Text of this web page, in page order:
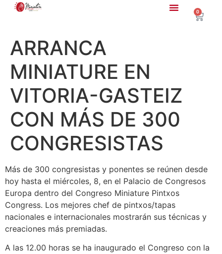
0
ARRANCA
MINIATURE EN
VITORIA-GASTEIZ
CON MÁS DE 300
CONGRESISTAS
Más de 300 congresistas y ponentes se reúnen desde
hoy hasta el miércoles, 8, en el Palacio de Congresos
Europa dentro del Congreso Miniature Pintxos
Congress. Los mejores chef de pintxos/tapas
nacionales e internacionales mostrarán sus técnicas y
creaciones más premiadas.
A las 12.00 horas se ha inaugurado el Congreso con la